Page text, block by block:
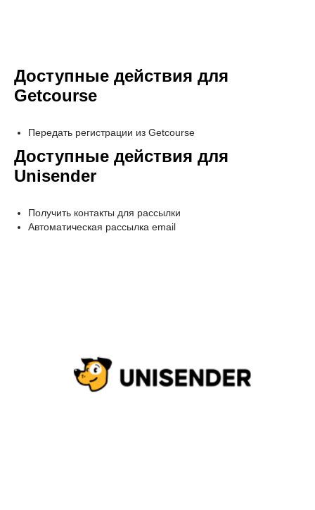
Доступные действия для
Getcourse
Передать регистрации из Getcourse
Доступные действия для
Unisender
Получить контакты для рассылки
Автоматическая рассылка email